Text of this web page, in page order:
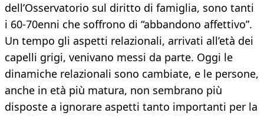
dell’Osservatorio sul diritto di famiglia, sono tanti
i 60-70enni che soffrono di “abbandono affettivo”.
Un tempo gli aspetti relazionali, arrivati all’età dei
capelli grigi, venivano messi da parte. Oggi le
dinamiche relazionali sono cambiate, e le persone,
anche in età più matura, non sembrano più
disposte a ignorare aspetti tanto importanti per la